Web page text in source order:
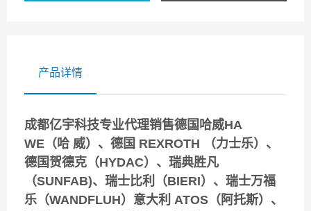
产品详情
成都亿宇科技专业代理销售德国哈威HA
WE（哈 威）、德国 REXROTH （力士乐）、
德国贺德克（HYDAC）、瑞典胜凡
（SUNFAB)、瑞士比利（BIERI）、瑞士万福
乐（WANDFLUH）意大利 ATOS（阿托斯）、